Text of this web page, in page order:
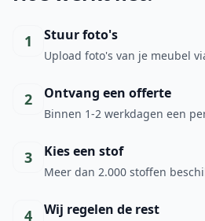
1 Stuur foto's
Upload foto's van je meubel
2 Ontvang een offerte
Binnen 1-2 werkdagen een
3 Kies een stof
Meer dan 2.000 stoffen
4 Wij regelen de rest